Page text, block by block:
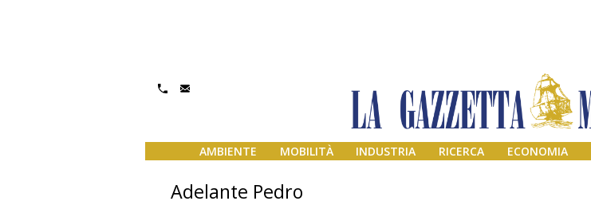
AMBIENTE MOBILITÀ INDUSTRIA RICERCA ECONOMIA
Adelante Pedro